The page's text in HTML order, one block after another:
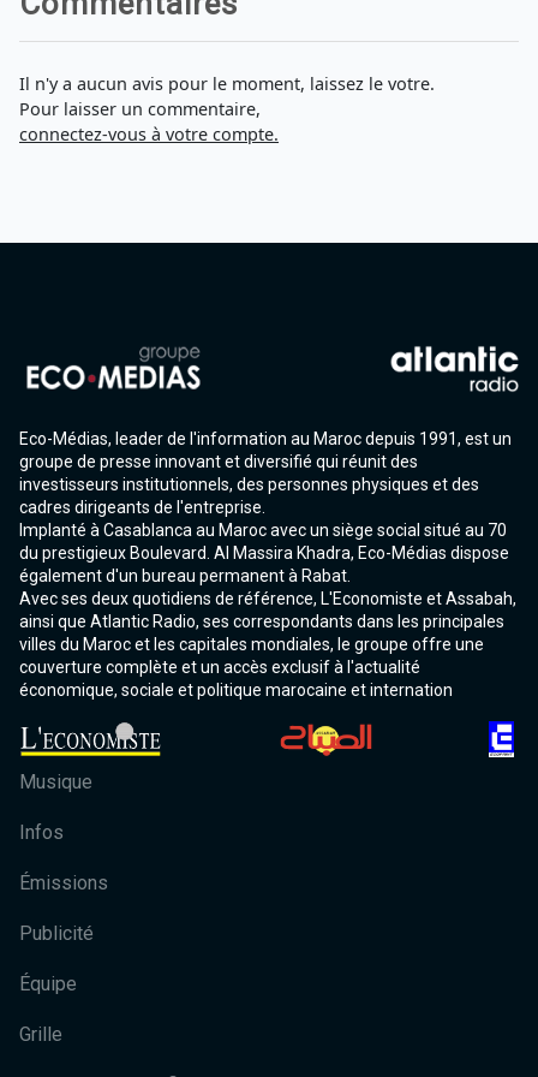
Il n'y a aucun avis pour le moment, laissez le votre.
Pour laisser un commentaire,
connectez-vous à votre compte.
Eco-Médias, leader de l'information au Maroc depuis 1991, est un
groupe de presse innovant et diversifié qui réunit des
investisseurs institutionnels, des personnes physiques et des
cadres dirigeants de l'entreprise.
Implanté à Casablanca au Maroc avec un siège social situé au 70
du prestigieux Boulevard. Al Massira Khadra, Eco-Médias dispose
également d'un bureau permanent à Rabat.
Avec ses deux quotidiens de référence, L'Economiste et Assabah,
ainsi que Atlantic Radio, ses correspondants dans les principales
villes du Maroc et les capitales mondiales, le groupe offre une
couverture complète et un accès exclusif à l'actualité
économique, sociale et politique marocaine et internation
Musique
Infos
Émissions
Publicité
Équipe
Grille